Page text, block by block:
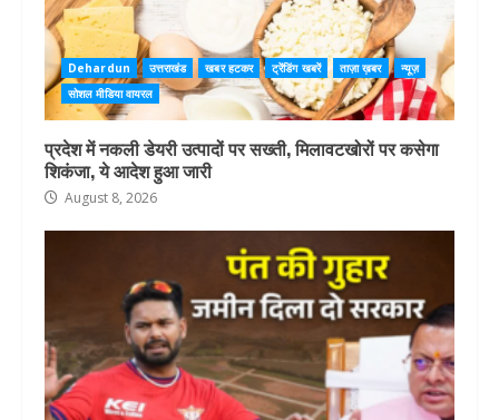
Dehardun उत्तराखंड खबर हटकर ट्रेंडिंग खबरें ताज़ा ख़बर
न्यूज़
सोशल मीडिया वायरल
प्रदेश में नकली डेयरी उत्पादों पर सख्ती, मिलावटखोरों पर कसेगा
शिकंजा, ये आदेश हुआ जारी
August 8, 2026